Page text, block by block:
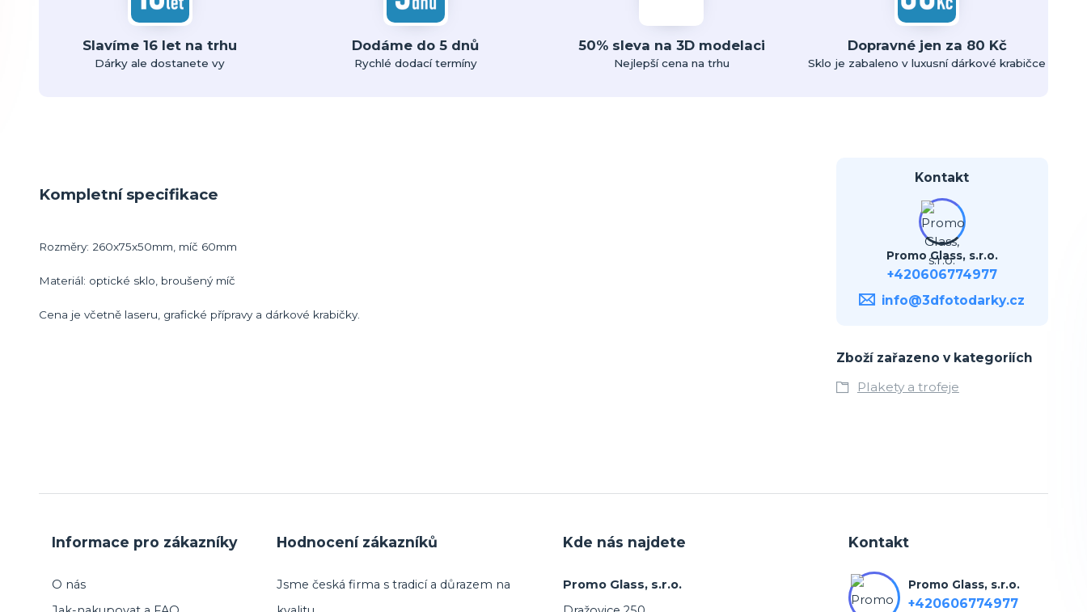
Slavíme 16 let na trhu
Dárky ale dostanete vy
Dodáme do 5 dnů
Rychlé dodací termíny
50% sleva na 3D modelaci
Nejlepší cena na trhu
Dopravné jen za 80 Kč
Sklo je zabaleno v luxusní dárkové krabičce
Kompletní specifikace
Rozměry: 260x75x50mm, míč 60mm
Materiál: optické sklo, broušený míč
Cena je včetně laseru, grafické přípravy a dárkové krabičky.
Kontakt
Promo Glass, s.r.o.
+420606774977
info@3dfotodarky.cz
Zboží zařazeno v kategoriích
Plakety a trofeje
Informace pro zákazníky
O nás
Hodnocení zákazníků
Jsme česká firma s tradicí a důrazem na
Kde nás najdete
Promo Glass, s.r.o.
Kontakt
Promo Glass, s.r.o.
+420606774977